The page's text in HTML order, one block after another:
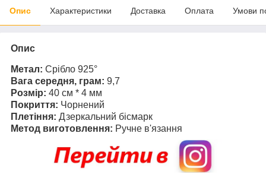
Опис Характеристики Доставка Оплата Умови
Опис
Метал: Срібло 925°
Вага середня, грам: 9,7
Розмір: 40 см * 4 мм
Покриття: Чорнений
Плетіння: Дзеркальний бісмарк
Метод виготовлення: Ручне в'язання